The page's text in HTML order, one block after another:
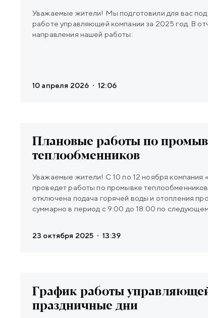
Уважаемые жители! Мы подготовили для вас
работе управляющей компании за 2025 год. В
направления нашей работы:
10 апреля 2026 12:06
Плановые работы по
теплообменников
Уважаемые жители! С 10 по 12 ноября
проведет работы по промывке
отключена подача горячей воды и отопления
суммарно в период с 9:00 до 18:00 по
23 октября 2025 13:39
График работы
праздничные дни